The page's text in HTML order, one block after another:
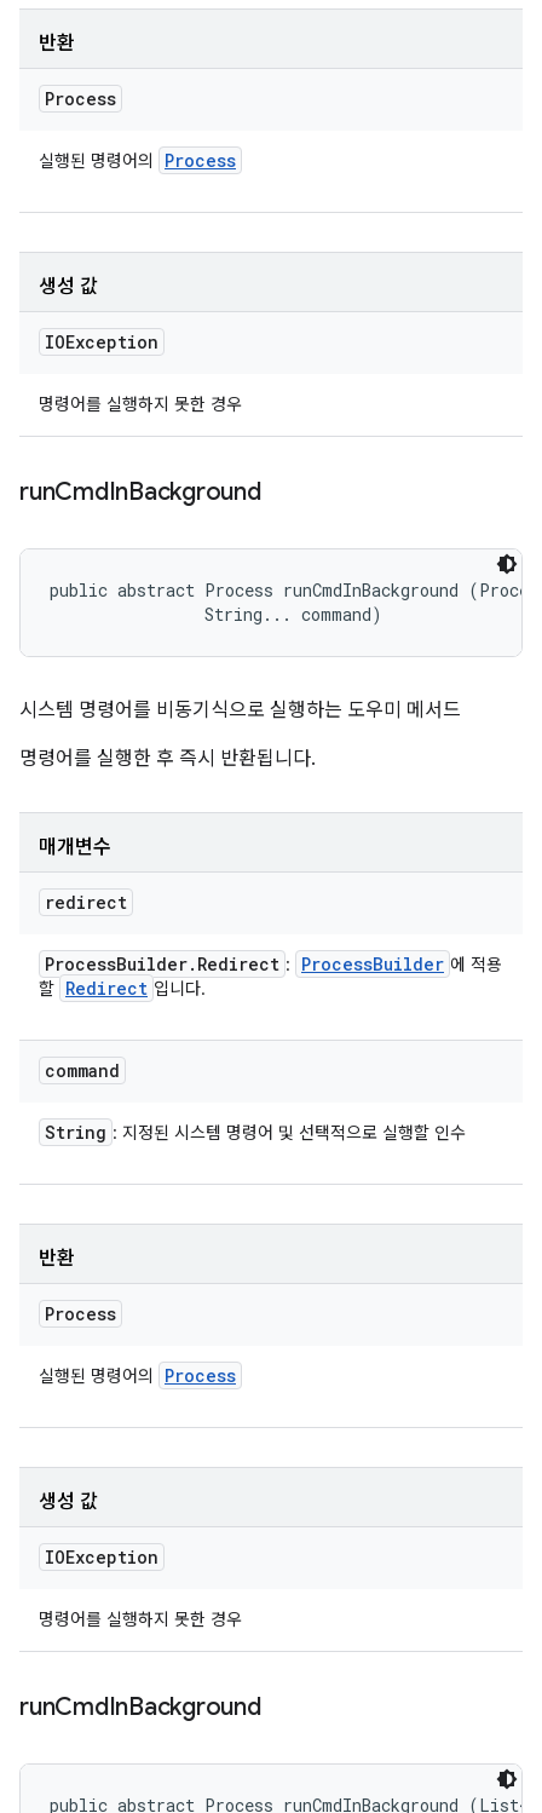
반환
Process
실행된 명령어의 Process
생성 값
IOException
명령어를 실행하지 못한 경우
runCmdInBackground
public abstract Process runCmdInBackground
                String... command)
시스템 명령어를 비동기식으로 실행하는 도우미 메서드
명령어를 실행한 후 즉시 반환됩니다.
매개변수
redirect
ProcessBuilder. Redirect : ProcessBuilder 에 적용
할 Redirect 입니다.
command
String : 지정된 시스템 명령어 및 선택적으로 실행할 인수
반환
Process
실행된 명령어의 Process
생성 값
IOException
명령어를 실행하지 못한 경우
runCmdInBackground
public abstract Process runCmdInBackground